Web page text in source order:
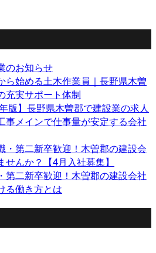
のお知らせ
ら始める土木作業員｜長野県木曽
充実サポート体制
年版】長野県木曽郡で建設業の求人
事メインで仕事量が安定する会社
・第二新卒歓迎！木曽郡の建設会
んか？【4月入社募集】
第二新卒歓迎！木曽郡の建設会社
る働き方とは